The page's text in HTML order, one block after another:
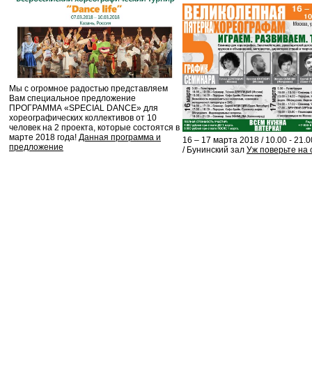
Мы с огромное радостью представляем
Вам специальное предложение
ПРОГРАММА «SPECIAL DANCE» для
хореографических коллективов от 10
человек на 2 проекта, которые состоятся в
марте 2018 года! Данная программа и
предложение
16 – 17 марта 2018 / 10.00 -
/ Бунинский зал Уж поверьте на